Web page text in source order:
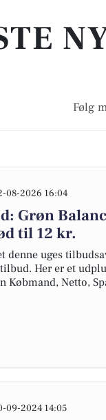
Følg
08-2026 16:04
Grøn
til 12 kr.
denne uges
Her er et
Købmand, Netto,
09-2024 14:05